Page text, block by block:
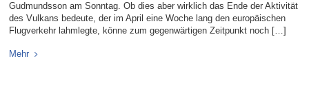
Gudmundsson am Sonntag. Ob dies aber wirklich das Ende der Aktivität
des Vulkans bedeute, der im April eine Woche lang den europäischen
Flugverkehr lahmlegte, könne zum gegenwärtigen Zeitpunkt noch […]
Mehr